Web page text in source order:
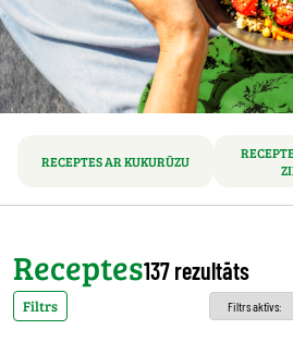
RECEPTES AR KUKURŪZU
Receptes137 rezultāts
Filtrs